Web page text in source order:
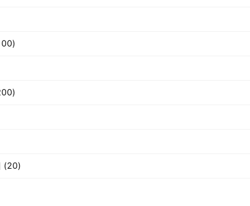
(20)